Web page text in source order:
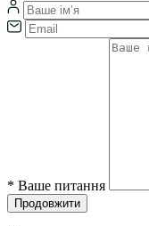
* Ваше питання
Продовжити